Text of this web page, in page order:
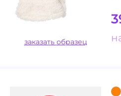
заказать образец